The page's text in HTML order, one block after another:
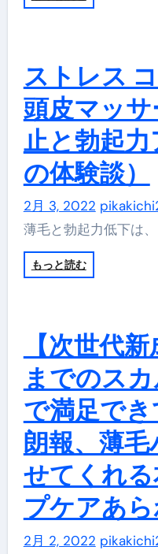
ストレス
頭皮マッ
止と勃起
の体験談）
2月 3, 2022
薄毛と勃起力低下は
もっと読む
【次世代
までのス
で満足で
朗報、薄毛
せてくれ
プケアあら
2月 2, 2022